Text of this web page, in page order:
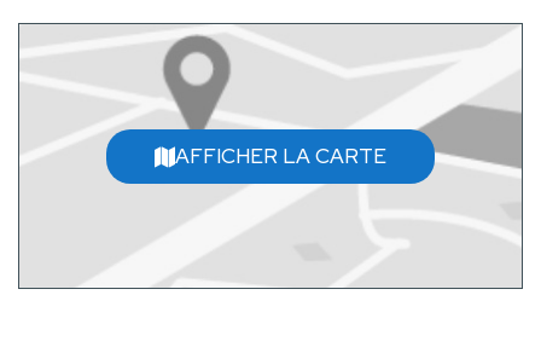
AFFICHER LA CARTE